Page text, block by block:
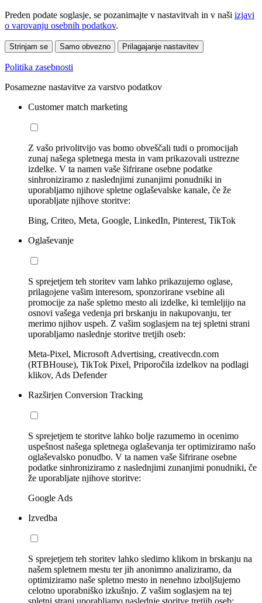
Preden podate soglasje, se pozanimajte v nastavitvah in v naši izjavi
o varovanju osebnih podatkov.
Strinjam se Samo obvezno Prilagajanje nastavitev
Politika zasebnosti
Posamezne nastavitve za varstvo podatkov
Customer match marketing
Z vašo privolitvijo vas bomo obveščali tudi o promocijah
zunaj našega spletnega mesta in vam prikazovali ustrezne
izdelke. V ta namen vaše šifrirane osebne podatke
sinhroniziramo z naslednjimi zunanjimi ponudniki in
uporabljamo njihove spletne oglaševalske kanale, če že
uporabljate njihove storitve:
Bing, Criteo, Meta, Google, LinkedIn, Pinterest, TikTok
Oglaševanje
S sprejetjem teh storitev vam lahko prikazujemo oglase,
prilagojene vašim interesom, sponzorirane vsebine ali
promocije za naše spletno mesto ali izdelke, ki temleljijo na
osnovi vašega vedenja pri brskanju in nakupovanju, ter
merimo njihov uspeh. Z vašim soglasjem na tej spletni strani
uporabljamo naslednje storitve tretjih oseb:
Meta-Pixel, Microsoft Advertising, creativecdn.com
(RTBHouse), TikTok Pixel, Priporočila izdelkov na podlagi
klikov, Ads Defender
Razširjen Conversion Tracking
S sprejetjem te storitve lahko bolje razumemo in ocenimo
uspešnost našega spletnega oglaševanja ter optimiziramo našo
oglaševalsko ponudbo. V ta namen vaše šifrirane osebne
podatke sinhroniziramo z naslednjimi zunanjimi ponudniki, če
že uporabljate njihove storitve:
Google Ads
Izvedba
S sprejetjem teh storitev lahko sledimo klikom in brskanju na
našem spletnem mestu ter jih anonimno analiziramo, da
optimiziramo naše spletno mesto in nenehno izboljšujemo
celotno uporabniško izkušnjo. Z vašim soglasjem na tej